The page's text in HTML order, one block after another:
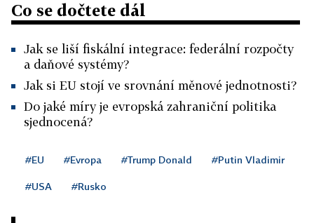
Co se dočtete dál
Jak se liší fiskální integrace: federální rozpočty
a daňové systémy?
Jak si EU stojí ve srovnání měnové jednotnosti?
Do jaké míry je evropská zahraniční politika
sjednocená?
#EU #Evropa #Trump Donald #Putin Vladimir
#USA #Rusko